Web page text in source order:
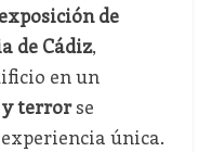
de
de Cádiz,
en un
y terrorse
única.